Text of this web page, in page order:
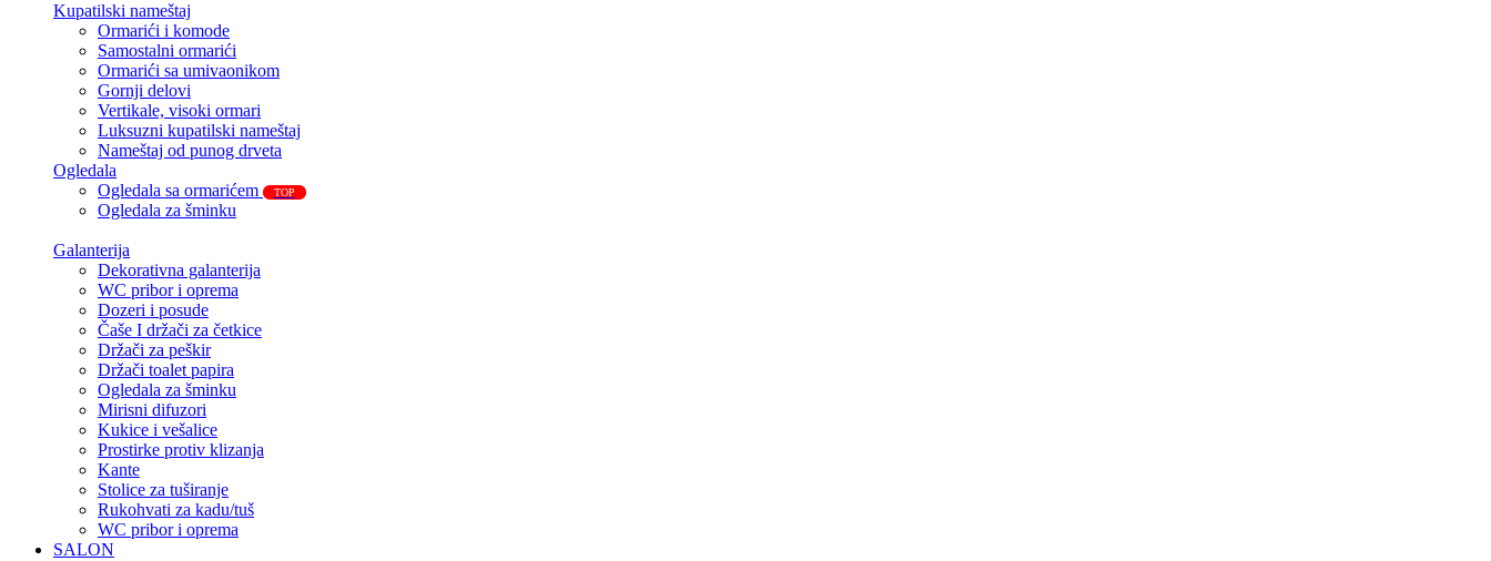
Kupatilski nameštaj
Ormarići i komode
Samostalni ormarići
Ormarići sa umivaonikom
Gornji delovi
Vertikale, visoki ormari
Luksuzni kupatilski nameštaj
Nameštaj od punog drveta
Ogledala
Ogledala sa ormarićem
TOP
Ogledala za šminku
Galanterija
Dekorativna galanterija
WC pribor i oprema
Dozeri i posude
Čaše I držači za četkice
Držači za peškir
Držači toalet papira
Ogledala za šminku
Mirisni difuzori
Kukice i vešalice
Prostirke protiv klizanja
Kante
Stolice za tuširanje
Rukohvati za kadu/tuš
WC pribor i oprema
SALON